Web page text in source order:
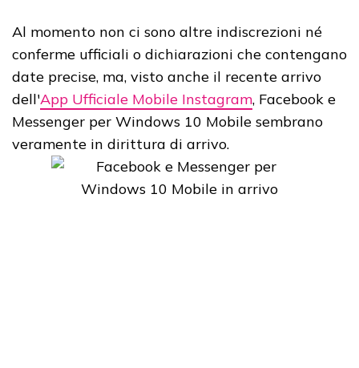
Al momento non ci sono altre indiscrezioni né
conferme ufficiali o dichiarazioni che contengano
date precise, ma, visto anche il recente arrivo
dell'App Ufficiale Mobile Instagram, Facebook e
Messenger per Windows 10 Mobile sembrano
veramente in dirittura di arrivo.